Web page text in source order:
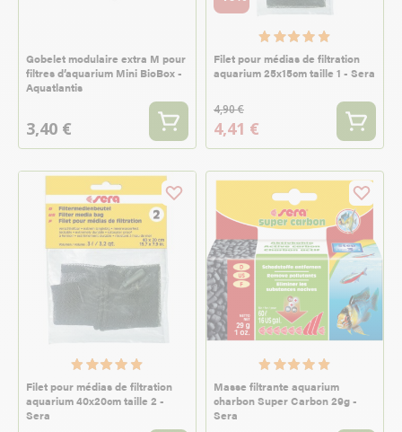
Gobelet modulaire extra M pour
filtres d’aquarium Mini BioBox -
Aquatlantis
3,40 €
Filet pour médias de filtration
aquarium 25x15cm taille 1 - Sera
4,90 €
4,41 €
Filet pour médias de filtration
aquarium 40x20cm taille 2 -
Sera
Masse filtrante aquarium
charbon Super Carbon 29g -
Sera